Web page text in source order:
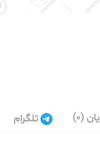
(0) تلگرام